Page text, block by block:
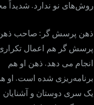
روش‌های نو ندارد. شدیداً
ذهن پرسش گر : صاحب
پرسش گر هم اعمال
انجام می دهد. ذهن او هم
برنامه‌ریزی شده است. او
یک سری دوستان و آشنایان